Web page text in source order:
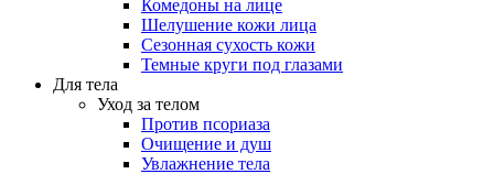
Комедоны на лице
Шелушение кожи лица
Сезонная сухость кожи
Темные круги под глазами
Для тела
Уход за телом
Против псориаза
Очищение и душ
Увлажнение тела